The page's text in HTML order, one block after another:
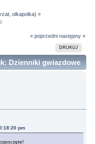
,olkapolka) »
« poprzedni następny »
DRUKUJ
Dzienniki gwiazdowe
57229 razy)
pm